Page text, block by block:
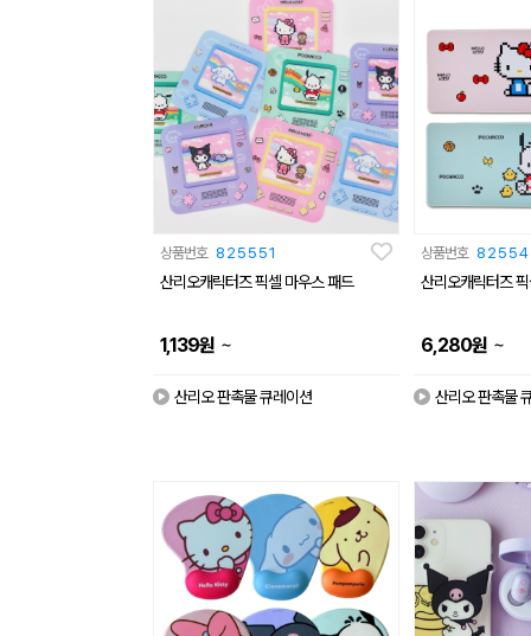
상품번호 825551
산리오캐릭터즈 픽셀 마우스 패드
1,139원 ~
산리오 판촉물 큐레이션
상품번호
산리오캐릭터즈
6,280원 ~
산리오 판촉물